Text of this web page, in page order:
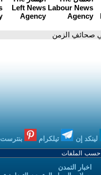
صحائفِ الزمن
لينكد إن تيلكرام بنترست
اخبار التمدن